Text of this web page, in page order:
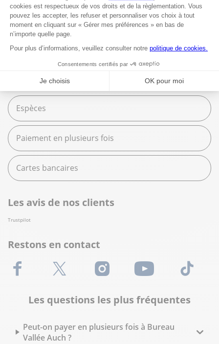
Espace services
Fournitures scolaires
Moyens de paiement
Espèces
Paiement en plusieurs fois
Cartes bancaires
Les avis de nos clients
Trustpilot
Restons en contact
Facebook X (Twitter) Instagram Youtube TikTok
Les questions les plus fréquentes
Peut-on payer en plusieurs fois à Bureau
Vallée Auch ?